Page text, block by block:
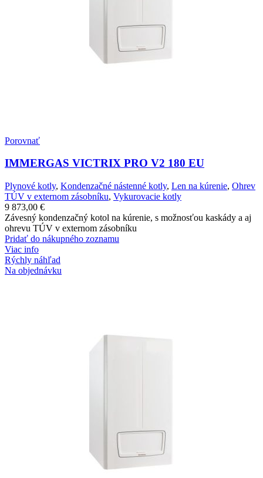
Porovnať
IMMERGAS VICTRIX PRO V2 180 EU
Plynové kotly, Kondenzačné nástenné kotly, Len na kúrenie, Ohrev
TÚV v externom zásobníku, Vykurovacie kotly
9 873,00 €
Závesný kondenzačný kotol na kúrenie, s možnosťou kaskády a aj
ohrevu TÚV v externom zásobníku
Pridať do nákupného zoznamu
Viac info
Rýchly náhľad
Na objednávku